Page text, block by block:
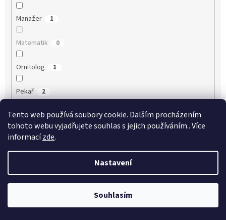
Tento web používá soubory cookie. Dalším procházením
tohoto webu vyjadřujete souhlas s jejich používáním.. Více
informacízde.
Nastavení
Souhlasím
Manažer 1
Matematik 0
Ornitolog 1
Pekař 2
Podnikatel 1
Policista 0